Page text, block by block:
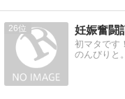
26 妊娠奮闘
初マタです
のんびりと。